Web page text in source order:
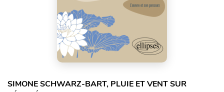
SIMONE SCHWARZ-BART, PLUIE ET VENT SUR